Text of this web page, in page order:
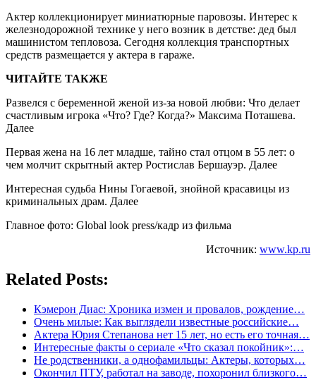
Актер коллекционирует миниатюрные паровозы. Интерес к
железнодорожной технике у него возник в детстве: дед был
машинистом тепловоза. Сегодня коллекция транспортных
средств размещается у актера в гараже.
ЧИТАЙТЕ ТАКЖЕ
Развелся с беременной женой из-за новой любви: Что делает
счастливым игрока «Что? Где? Когда?» Максима Поташева.
Далее
Первая жена на 16 лет младше, тайно стал отцом в 55 лет: о
чем молчит скрытный актер Ростислав Бершауэр. Далее
Интересная судьба Нины Гогаевой, знойной красавицы из
криминальных драм. Далее
Главное фото: Global look press/кадр из фильма
Источник: www.kp.ru
Related Posts:
Кэмерон Диас: Хроника измен и провалов, рождение…
Очень милые: Как выглядели известные российские…
Актера Юрия Степанова нет 15 лет, но есть его точная…
Интересные факты о сериале «Что сказал покойник»:…
Не родственники, а однофамильцы: Актеры, которых…
Окончил ПТУ, работал на заводе, похоронил близкого…